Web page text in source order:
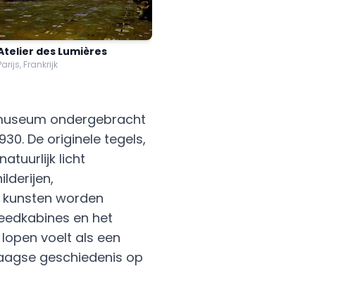
des Lumières
Frankrijk
ondergebracht
De originele tegels,
licht
worden
en het
voelt als een
geschiedenis op